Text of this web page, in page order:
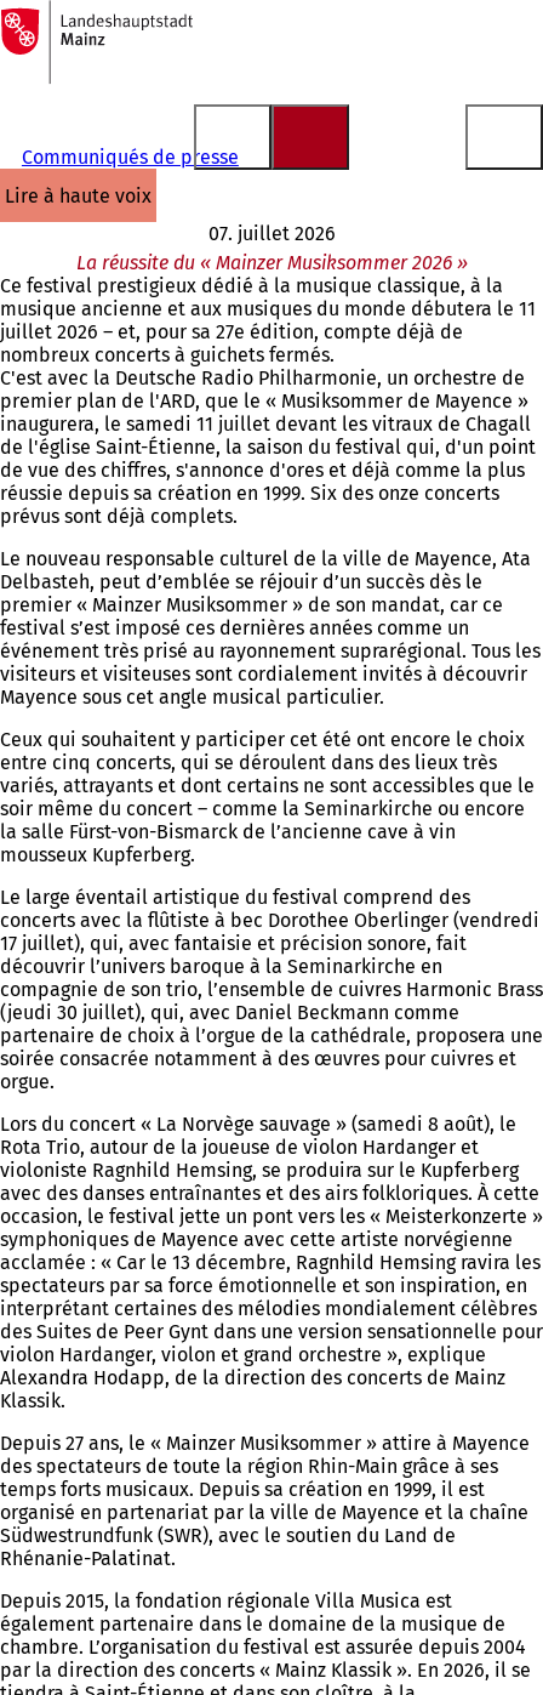
Accéder au contenu
Vers
la
page
d'accueil
Communiqués de presse
lire à haute voix
07. juillet 2026
La réussite du « Mainzer Musiksommer 2026 »
Ce festival prestigieux dédié à la musique classique, à la
musique ancienne et aux musiques du monde débutera le 11
juillet 2026 – et, pour sa 27e édition, compte déjà de
nombreux concerts à guichets fermés.
C'est avec la Deutsche Radio Philharmonie, un orchestre de
premier plan de l'ARD, que le « Musiksommer de Mayence »
inaugurera, le samedi 11 juillet devant les vitraux de Chagall
de l'église Saint-Étienne, la saison du festival qui, d'un point
de vue des chiffres, s'annonce d'ores et déjà comme la plus
réussie depuis sa création en 1999. Six des onze concerts
prévus sont déjà complets.
Le nouveau responsable culturel de la ville de Mayence, Ata
Delbasteh, peut d’emblée se réjouir d’un succès dès le
premier « Mainzer Musiksommer » de son mandat, car ce
festival s’est imposé ces dernières années comme un
événement très prisé au rayonnement suprarégional. Tous les
visiteurs et visiteuses sont cordialement invités à découvrir
Mayence sous cet angle musical particulier.
Ceux qui souhaitent y participer cet été ont encore le choix
entre cinq concerts, qui se déroulent dans des lieux très
variés, attrayants et dont certains ne sont accessibles que le
soir même du concert – comme la Seminarkirche ou encore
la salle Fürst-von-Bismarck de l’ancienne cave à vin
mousseux Kupferberg.
Le large éventail artistique du festival comprend des
concerts avec la flûtiste à bec Dorothee Oberlinger (vendredi
17 juillet), qui, avec fantaisie et précision sonore, fait
découvrir l’univers baroque à la Seminarkirche en
compagnie de son trio, l’ensemble de cuivres Harmonic Brass
(jeudi 30 juillet), qui, avec Daniel Beckmann comme
partenaire de choix à l’orgue de la cathédrale, proposera une
soirée consacrée notamment à des œuvres pour cuivres et
orgue.
Lors du concert « La Norvège sauvage » (samedi 8 août), le
Rota Trio, autour de la joueuse de violon Hardanger et
violoniste Ragnhild Hemsing, se produira sur le Kupferberg
avec des danses entraînantes et des airs folkloriques. À cette
occasion, le festival jette un pont vers les « Meisterkonzerte »
symphoniques de Mayence avec cette artiste norvégienne
acclamée : « Car le 13 décembre, Ragnhild Hemsing ravira les
spectateurs par sa force émotionnelle et son inspiration, en
interprétant certaines des mélodies mondialement célèbres
des Suites de Peer Gynt dans une version sensationnelle pour
violon Hardanger, violon et grand orchestre », explique
Alexandra Hodapp, de la direction des concerts de Mainz
Klassik.
Depuis 27 ans, le « Mainzer Musiksommer » attire à Mayence
des spectateurs de toute la région Rhin-Main grâce à ses
temps forts musicaux. Depuis sa création en 1999, il est
organisé en partenariat par la ville de Mayence et la chaîne
Südwestrundfunk (SWR), avec le soutien du Land de
Rhénanie-Palatinat.
Depuis 2015, la fondation régionale Villa Musica est
également partenaire dans le domaine de la musique de
chambre. L’organisation du festival est assurée depuis 2004
par la direction des concerts « Mainz Klassik ». En 2026, il se